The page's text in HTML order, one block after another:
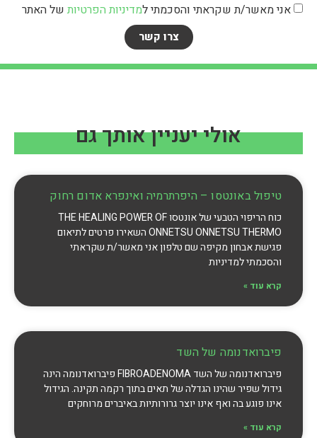
אני מאשר/ת שקראתי והסכמתי למדיניות הפרטיות של האתר
צרו קשר
אולי יעניין אותך גם
טיפול באונטסו – היפרתרמיה ואינפרא אדום רחוק
כוח הריפוי הטבעי של אונטסו THE HEALING POWER OF
ONNETSU ONNETSU THERMO השאירו פרטים לתיאום
פגישת אבחון מקיפה שם טלפון אני מאשר/ת שקראתי
והסכמתי למדיניות
קרא עוד »
פיברואדנומה של השד
פיברואדנומה של השד FIBROADENOMA פיברואדנומה הינה
גידול שפיר שהינו הגדלה של תאים בתוך רקמה תקינה. הגידול
אינו פוגע בה ואף אינו יוצר גרורותיות באיברים מרוחקים
קרא עוד »